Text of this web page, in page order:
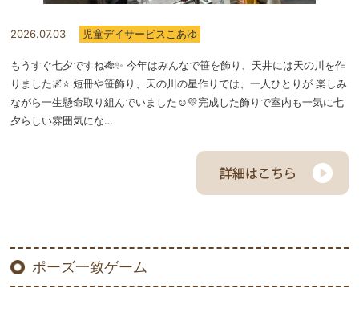
2026.07.03 児童デイサービスこあゆ
もうすぐ七夕ですね🎋✨ 今年はみんなで笹を飾り、天井には天の川を作
りました🌌⭐️ 短冊や笹飾り、天の川の星作りでは、一人ひとりが 楽しみ
ながら一生懸命取り組んでいました☺️💛完成した飾りで室内も一気に七
夕らしい雰囲気にな…
ポーズ一致ゲーム